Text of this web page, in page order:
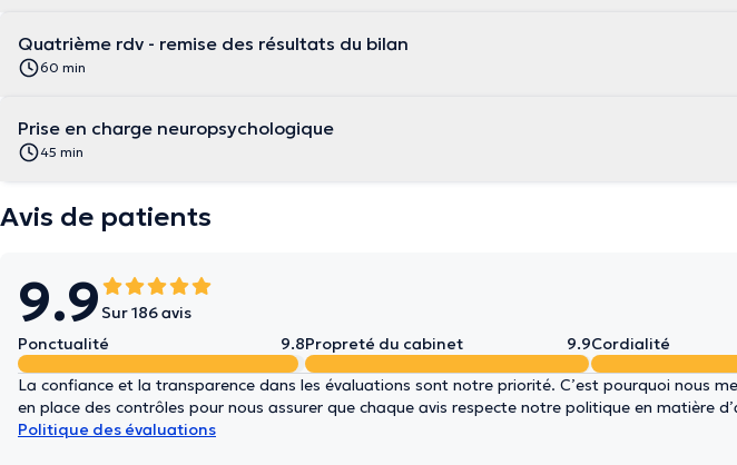
Quatrième rdv - remise des résultats du bilan
60 min
Prise en charge neuropsychologique
45 min
Avis de patients
9.9 Sur 186 avis
Ponctualité
9.8Propreté du cabinet 9.9Cordialité
La confiance et la transparence dans les évaluations sont notre priorité. C’est pourquoi nous
en place des contrôles pour nous assurer que chaque avis respecte notre politique en matière
Politique des évaluations